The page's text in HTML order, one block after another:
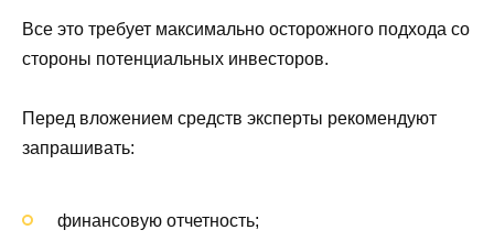
Все это требует максимально осторожного подхода со
стороны потенциальных инвесторов.
Перед вложением средств эксперты рекомендуют
запрашивать:
финансовую отчетность;